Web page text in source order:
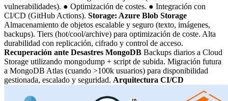
vulnerabilidades). ● Optimización de costes. ● Integración con
CI/CD (GitHub Actions). Storage: Azure Blob Storage
Almacenamiento de objetos escalable y seguro (texto, imágenes,
backups). Tiers (hot/cool/archive) para optimización de coste. Alta
durabilidad con replicación, cifrado y control de acceso.
Recuperación ante Desastres MongoDB Backups diarios a Cloud
Storage utilizando mongodump + script de subida. Migración futura
a MongoDB Atlas (cuando >100k usuarios) para disponibilidad
gestionada, escalado y seguridad. Arquitectura CI/CD